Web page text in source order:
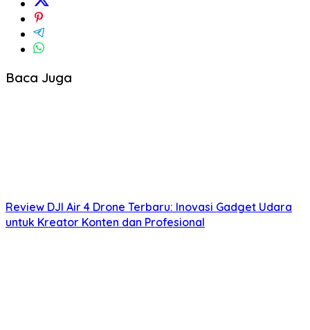
Baca Juga
Review DJI Air 4 Drone Terbaru: Inovasi Gadget Udara
untuk Kreator Konten dan Profesional